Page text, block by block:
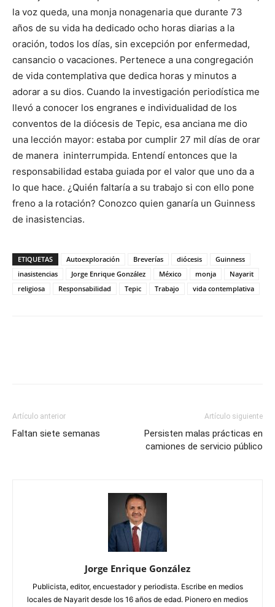
la voz queda, una monja nonagenaria que durante 73
años de su vida ha dedicado ocho horas diarias a la
oración, todos los días, sin excepción por enfermedad,
cansancio o vacaciones. Pertenece a una congregación
de vida contemplativa que dedica horas y minutos a
adorar a su dios. Cuando la investigación periodística me
llevó a conocer los engranes e individualidad de los
conventos de la diócesis de Tepic, esa anciana me dio
una lección mayor: estaba por cumplir 27 mil días de orar
de manera ininterrumpida. Entendí entonces que la
responsabilidad estaba guiada por el valor que uno da a
lo que hace. ¿Quién faltaría a su trabajo si con ello pone
freno a la rotación? Conozco quien ganaría un Guinness
de inasistencias.
ETIQUETAS Autoexploración Breverías diócesis
Guinness
inasistencias
Jorge Enrique González México monja
Nayarit
religiosa
Responsabilidad Tepic Trabajo vida contemplativa
Artículo anterior
Faltan siete semanas
Artículo siguiente
Persisten malas prácticas en
camiones de servicio público
Jorge Enrique González
Publicista, editor, encuestador y periodista. Escribe en medios
locales de Nayarit desde los 16 años de edad. Pionero en medios